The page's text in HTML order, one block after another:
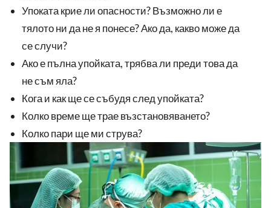
Упоката крие ли опасности? Възможно ли е
тялото ни да не я понесе? Ако да, какво може да
се случи?
Ако е пълна упойката, трябва ли преди това да
не съм яла?
Кога и как ще се събудя след упойката?
Колко време ще трае възстановяването?
Колко пари ще ми струва?